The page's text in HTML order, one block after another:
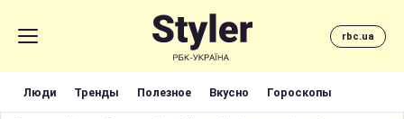
rbc.ua
Люди Тренды Полезное Вкусно Гороскопы